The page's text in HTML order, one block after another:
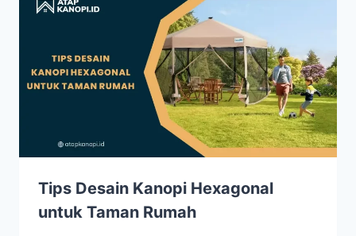
Tips Desain Kanopi Hexagonal
untuk Taman Rumah